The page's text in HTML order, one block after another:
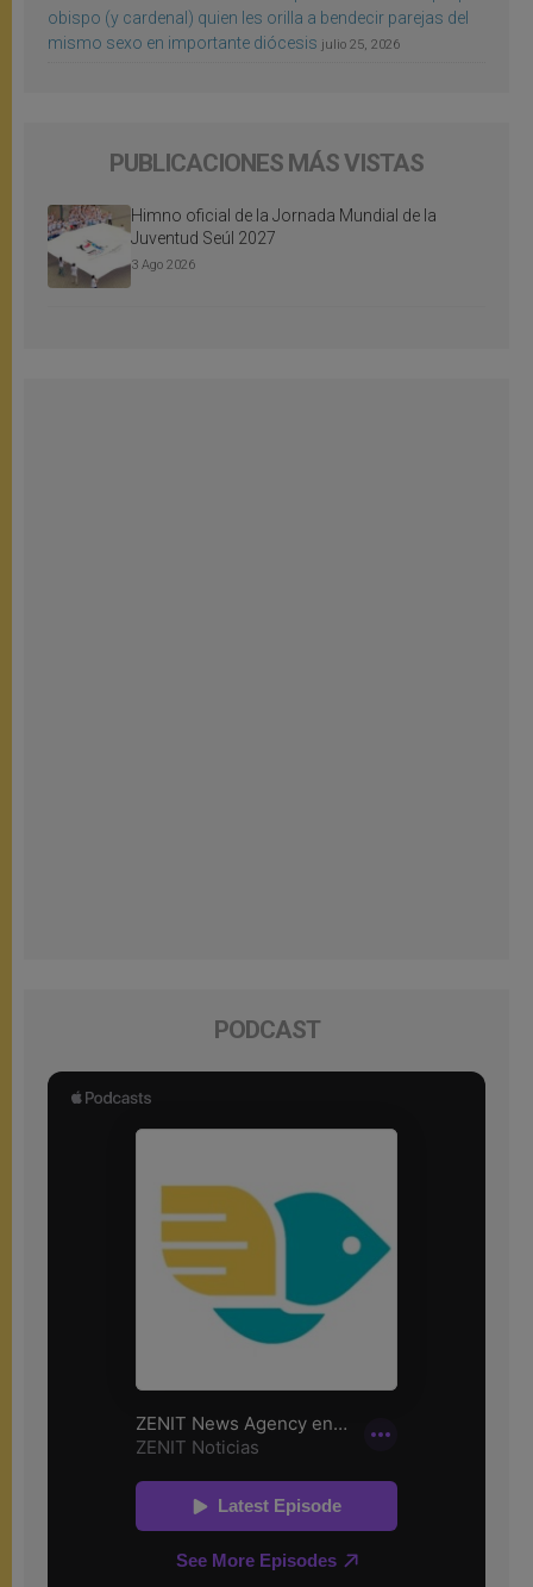
obispo (y cardenal) quien les orilla a bendecir parejas del
mismo sexo en importante diócesis julio 25, 2026
PUBLICACIONES MÁS VISTAS
Himno oficial de la Jornada Mundial de la
Juventud Seúl 2027
3 Ago 2026
PODCAST